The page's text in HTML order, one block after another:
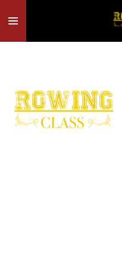
al
contenuto